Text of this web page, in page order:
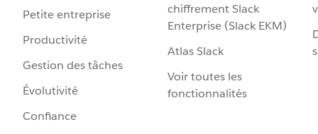
Petite entreprise
Productivité
Gestion des tâches
Évolutivité
Confiance
chiffrement Slack
Enterprise (Slack EKM)
Atlas Slack
Voir toutes les
fonctionnalités